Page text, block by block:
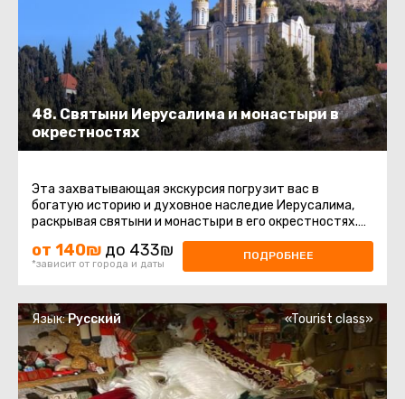
48. Святыни Иерусалима и монастыри в
окрестностях
Эта захватывающая экскурсия погрузит вас в
богатую историю и духовное наследие Иерусалима,
раскрывая святыни и монастыри в его окрестностях.
Путешествие начнется ...
от 140₪ до 433₪
*зависит от города и даты
ПОДРОБНЕЕ
Язык:Русский «Tourist class»